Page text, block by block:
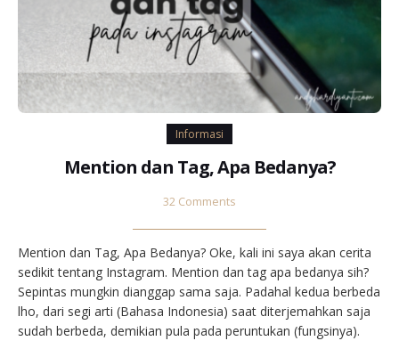
Informasi
Mention dan Tag, Apa Bedanya?
32 Comments
Mention dan Tag, Apa Bedanya? Oke, kali ini saya akan cerita
sedikit tentang Instagram. Mention dan tag apa bedanya sih?
Sepintas mungkin dianggap sama saja. Padahal kedua berbeda
lho, dari segi arti (Bahasa Indonesia) saat diterjemahkan saja
sudah berbeda, demikian pula pada peruntukan (fungsinya).